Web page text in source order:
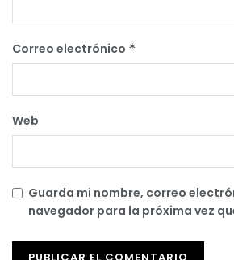
Correo electrónico *
Web
Guarda mi nombre, correo
navegador para la próxima vez